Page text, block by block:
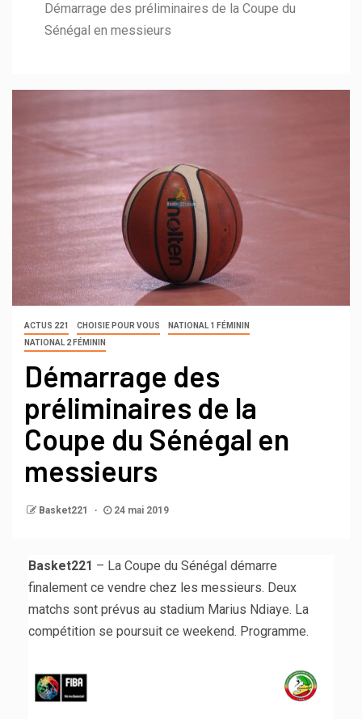
Démarrage des préliminaires de la Coupe du
Sénégal en messieurs
ACTUS 221 CHOISIE POUR VOUS
NATIONAL 1 FÉMININ
NATIONAL 2 FÉMININ
Démarrage des
préliminaires de la
Coupe du Sénégal en
messieurs
Basket221 24 mai 2019
Basket221 – La Coupe du Sénégal démarre
finalement ce vendre chez les messieurs. Deux
matchs sont prévus au stadium Marius Ndiaye. La
compétition se poursuit ce weekend. Programme.